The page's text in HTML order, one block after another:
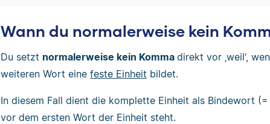
Wann du normalerweise kein
Du setzt normalerweise kein Komma direkt vor ‚weil‘,
weiteren Wort eine feste Einheit bildet.
In diesem Fall dient die komplette Einheit als Bindewort
vor dem ersten Wort der Einheit steht.